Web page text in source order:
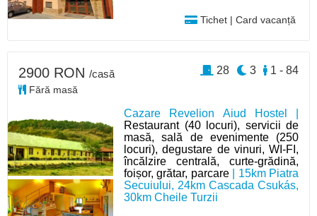
Tichet | Card vacanță
Cazare Revelion Aiud Hostel |
Restaurant (40 locuri), servicii de
masă, sală de evenimente (250
locuri), degustare de vinuri, WI-FI,
încălzire centrală, curte-grădină,
foișor, grătar, parcare| 15km Piatra
Secuiului, 24km Cascada Csukás,
30km Cheile Turzii
2900 RON /casă
Fără masă
1 - 84
3
28